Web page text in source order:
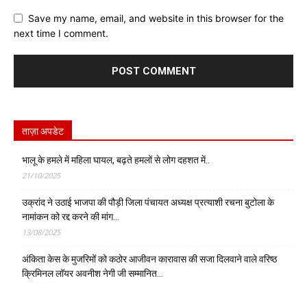
Save my name, email, and website in this browser for the
next time I comment.
ताज़ा अपडेट
भालू के हमले में महिला घायल, बढ़ते हमलों से लोग दहशत में..
21/10/2025
उक्रांद ने उठाई भाजपा की पौड़ी जिला पंचायत अध्यक्ष प्रत्याशी रचना बुटोला के
नामांकन को रद्द करने की मांग…
13/08/2025
अंकिता केस के मुजरिमों को कठोर आजीवन कारावास की सजा दिलवाने वाले वरिष्ठ
क्रिमिनल लॉयर अवनीश नेगी जी सम्मानित…